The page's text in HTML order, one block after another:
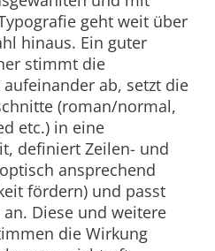
geht weit über
hinaus. Ein guter
stimmt die
ab, setzt die
(roman/normal,
etc.) in eine
definiert Zeilen- und
ansprechend
fördern) und passt
Diese und weitere
die Wirkung